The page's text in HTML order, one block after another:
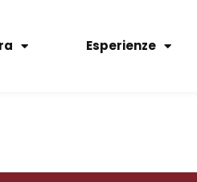
Esperienze